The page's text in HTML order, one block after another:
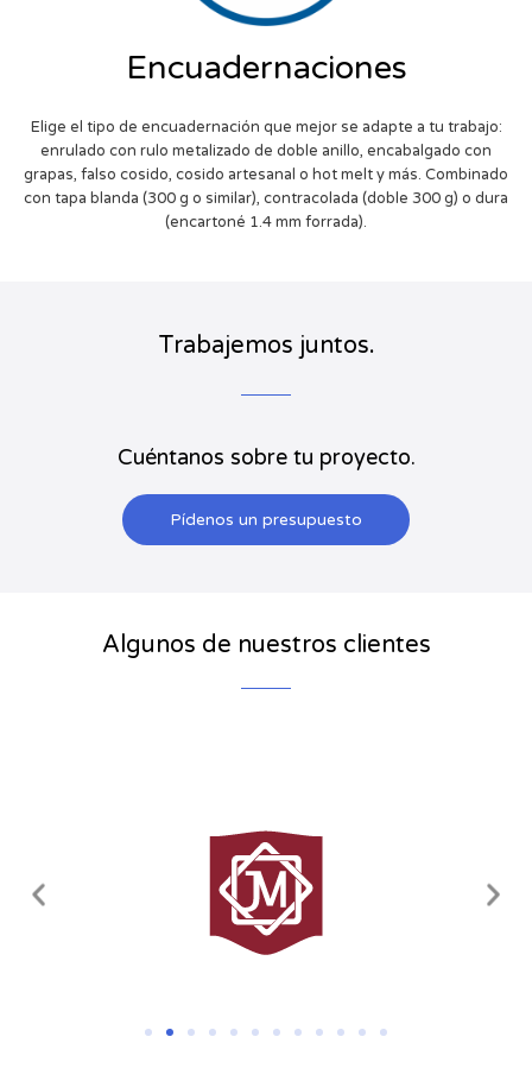
Encuadernaciones
Elige el tipo de encuadernación que mejor se adapte a tu trabajo:
enrulado con rulo metalizado de doble anillo, encabalgado con
grapas, falso cosido, cosido artesanal o hot melt y más. Combinado
con tapa blanda (300 g o similar), contracolada (doble 300 g) o dura
(encartoné 1.4 mm forrada).
Trabajemos juntos.
Cuéntanos sobre tu proyecto.
Pídenos un presupuesto
Algunos de nuestros clientes